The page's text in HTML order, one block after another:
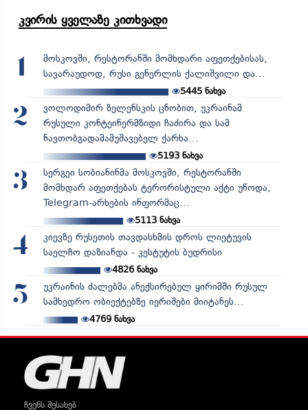
კვირის ყველაზე კითხვადი
1
მოსკოვში, რესტორანში მომხდარი აფეთქებისას,
სავარაუდოდ, რუსი გენერლის ქალიშვილი და...
5445 ნახვა
2
ვოლოდიმირ ზელენსკის ცნობით, უკრაინამ
რუსული კონტეინერმზიდი ჩაძირა და სამ
ნავთობგადამამუშავებელ ქარხა...
5193ნახვა
3
სერგეი სობიანინმა მოსკოვში, რესტორანში
მომხდარ აფეთქებას ტერორისტული აქტი უწოდა,
Telegram-არხების ინფორმაც...
5113ნახვა
4
კიევზე რუსეთის თავდასხმის დროს ლიეტუვის
საელჩო დაზიანდა - კესტუტის ბუდრისი
4826ნახვა
5
უკრაინის ძალებმა ანექსირებულ ყირიმში რუსულ
სამხედრო ობიექტებზე იერიშები მიიტანეს...
4769ნახვა
ჩვენს შესახებ